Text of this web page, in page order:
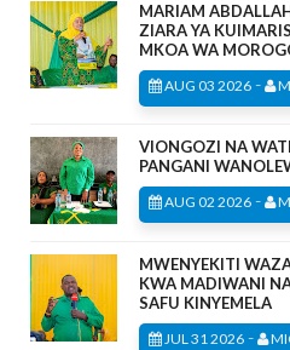
MARIAM
ZIARA YA
MKOA WA
AUG 03 2026 -
VIONGOZI NA
PANGANI
AUG 02 2026 -
MWENYEKITI
KWA MADIWANI
SAFU KINYEMELA
JUL 31 2026 -